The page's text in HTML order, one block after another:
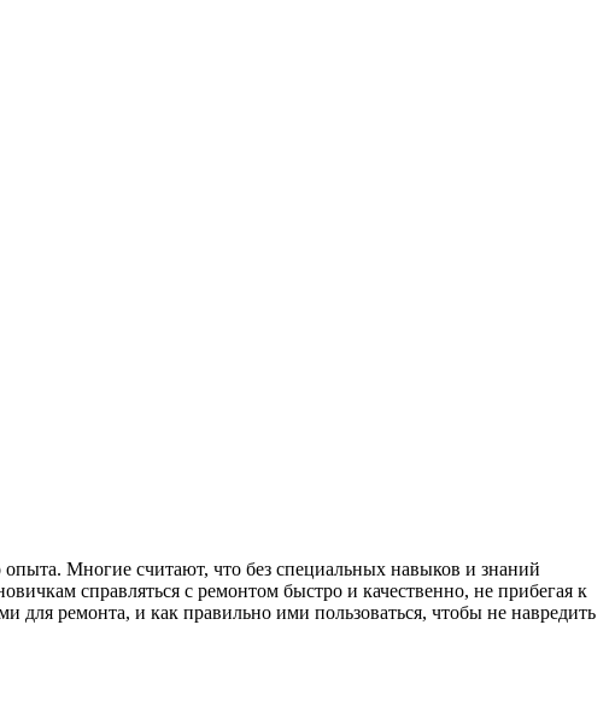
Многие считают, что без специальных навыков и знаний
справляться с ремонтом быстро и качественно, не прибегая к
ремонта, и как правильно ими пользоваться, чтобы не навредить